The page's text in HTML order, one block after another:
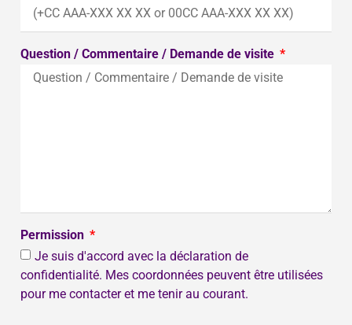
Question / Commentaire / Demande de visite
Permission
Je suis d'accord avec la déclaration de
confidentialité. Mes coordonnées peuvent être utilisées
pour me contacter et me tenir au courant.